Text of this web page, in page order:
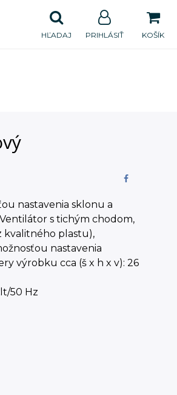
KOŠÍK
PRIHLÁSIŤ
HĽADAJ
nastavenia sklonu a
s tichým chodom,
kvalitného plastu),
nastavenia
výrobku cca (š x h x v): 26
50 Hz